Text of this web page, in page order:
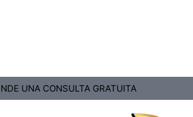
UNA CONSULTA GRATUITA